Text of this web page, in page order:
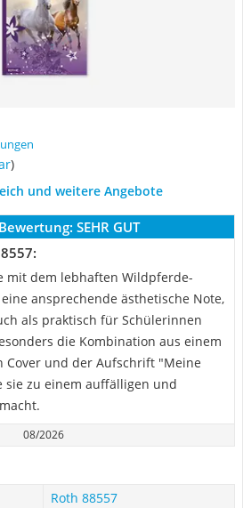
)
und weitere Angebote
SEHR GUT
mit dem lebhaften Wildpferde-
ansprechende ästhetische Note,
als praktisch für Schülerinnen
die Kombination aus einem
Cover und der Aufschrift "Meine
sie zu einem auffälligen und
08/2026
Roth 88557